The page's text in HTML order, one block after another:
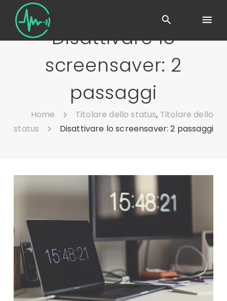
Disattivare lo
screensaver: 2
passaggi
Home Titolare dello status, Titolare dello
status
Disattivare lo screensaver: 2 passaggi